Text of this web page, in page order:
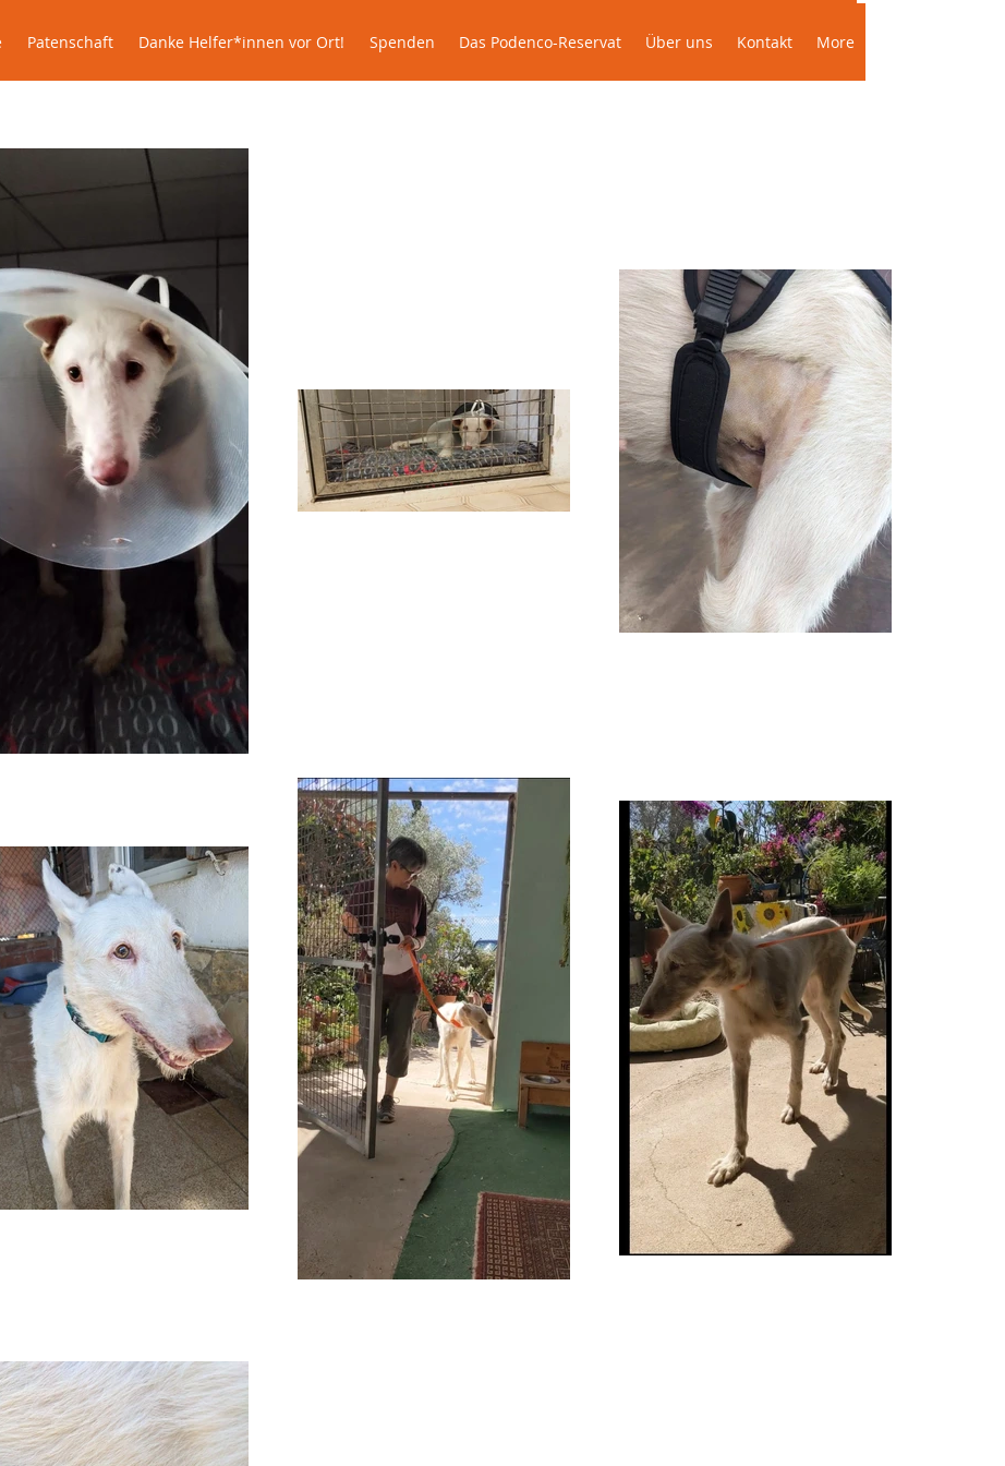
Patenschaft Danke Helfer*innen vor Ort! Spenden Das Podenco-Reservat Über uns More
Patenschaft Danke Helfer*innen vor Ort! Spenden Das Podenco-Reservat Über uns Kontakt More